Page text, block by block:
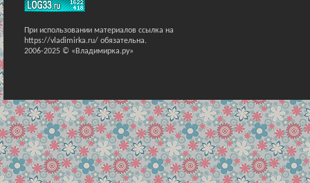
При использовании материалов ссылка на
https://vladimirka.ru/ обязательна.
2006-2025 © «Владимирка.ру»